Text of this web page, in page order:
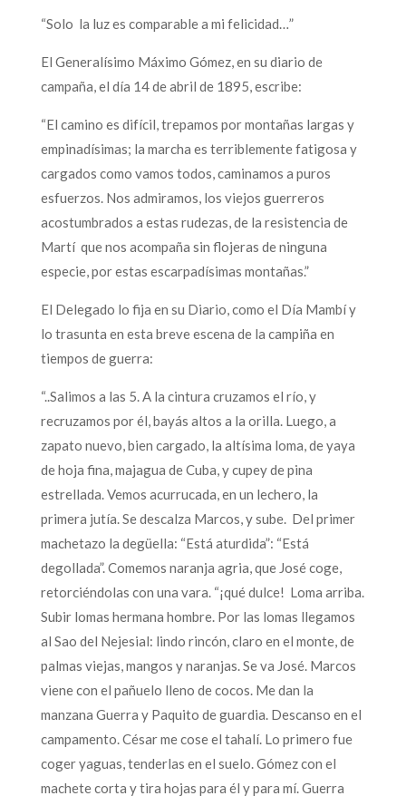
“Solo la luz es comparable a mi felicidad…”
El Generalísimo Máximo Gómez, en su diario de
campaña, el día 14 de abril de 1895, escribe:
“El camino es difícil, trepamos por montañas largas y
empinadísimas; la marcha es terriblemente fatigosa y
cargados como vamos todos, caminamos a puros
esfuerzos. Nos admiramos, los viejos guerreros
acostumbrados a estas rudezas, de la resistencia de
Martí que nos acompaña sin flojeras de ninguna
especie, por estas escarpadísimas montañas.”
El Delegado lo fija en su Diario, como el Día Mambí y
lo trasunta en esta breve escena de la campiña en
tiempos de guerra:
“..Salimos a las 5. A la cintura cruzamos el río, y
recruzamos por él, bayás altos a la orilla. Luego, a
zapato nuevo, bien cargado, la altísima loma, de yaya
de hoja fina, majagua de Cuba, y cupey de pina
estrellada. Vemos acurrucada, en un lechero, la
primera jutía. Se descalza Marcos, y sube. Del primer
machetazo la degüella: “Está aturdida”: “Está
degollada”. Comemos naranja agria, que José coge,
retorciéndolas con una vara. “¡qué dulce! Loma arriba.
Subir lomas hermana hombre. Por las lomas llegamos
al Sao del Nejesial: lindo rincón, claro en el monte, de
palmas viejas, mangos y naranjas. Se va José. Marcos
viene con el pañuelo lleno de cocos. Me dan la
manzana Guerra y Paquito de guardia. Descanso en el
campamento. César me cose el tahalí. Lo primero fue
coger yaguas, tenderlas en el suelo. Gómez con el
machete corta y tira hojas para él y para mí. Guerra